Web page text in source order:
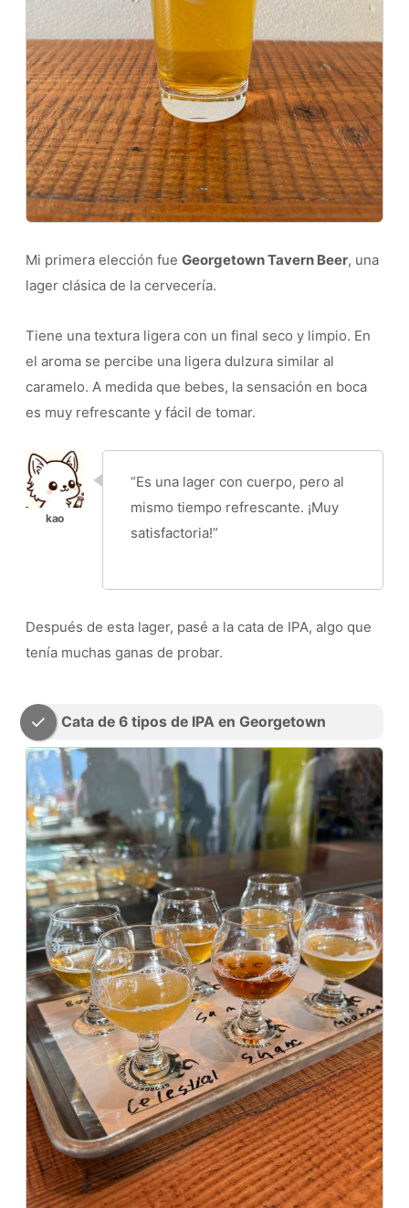
Mi primera elección fue Georgetown Tavern Beer, una
lager clásica de la cervecería.
Tiene una textura ligera con un final seco y limpio. En
el aroma se percibe una ligera dulzura similar al
caramelo. A medida que bebes, la sensación en boca
es muy refrescante y fácil de tomar.
“Es una lager con cuerpo, pero al
mismo tiempo refrescante. ¡Muy
satisfactoria!”
Después de esta lager, pasé a la cata de IPA, algo que
tenía muchas ganas de probar.
Cata de 6 tipos de IPA en Georgetown